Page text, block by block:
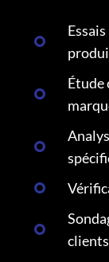
Étude
clients